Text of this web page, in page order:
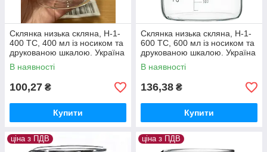
Склянка низька скляна, Н-1-
400 ТС, 400 мл із носиком та
друкованою шкалою. Україна
В наявності
100,27 ₴
Купити
Склянка низька скляна, Н-1-
600 ТС, 600 мл із носиком та
друкованою шкалою. Україна
В наявності
136,38 ₴
Купити
ціна з ПДВ ціна з ПДВ